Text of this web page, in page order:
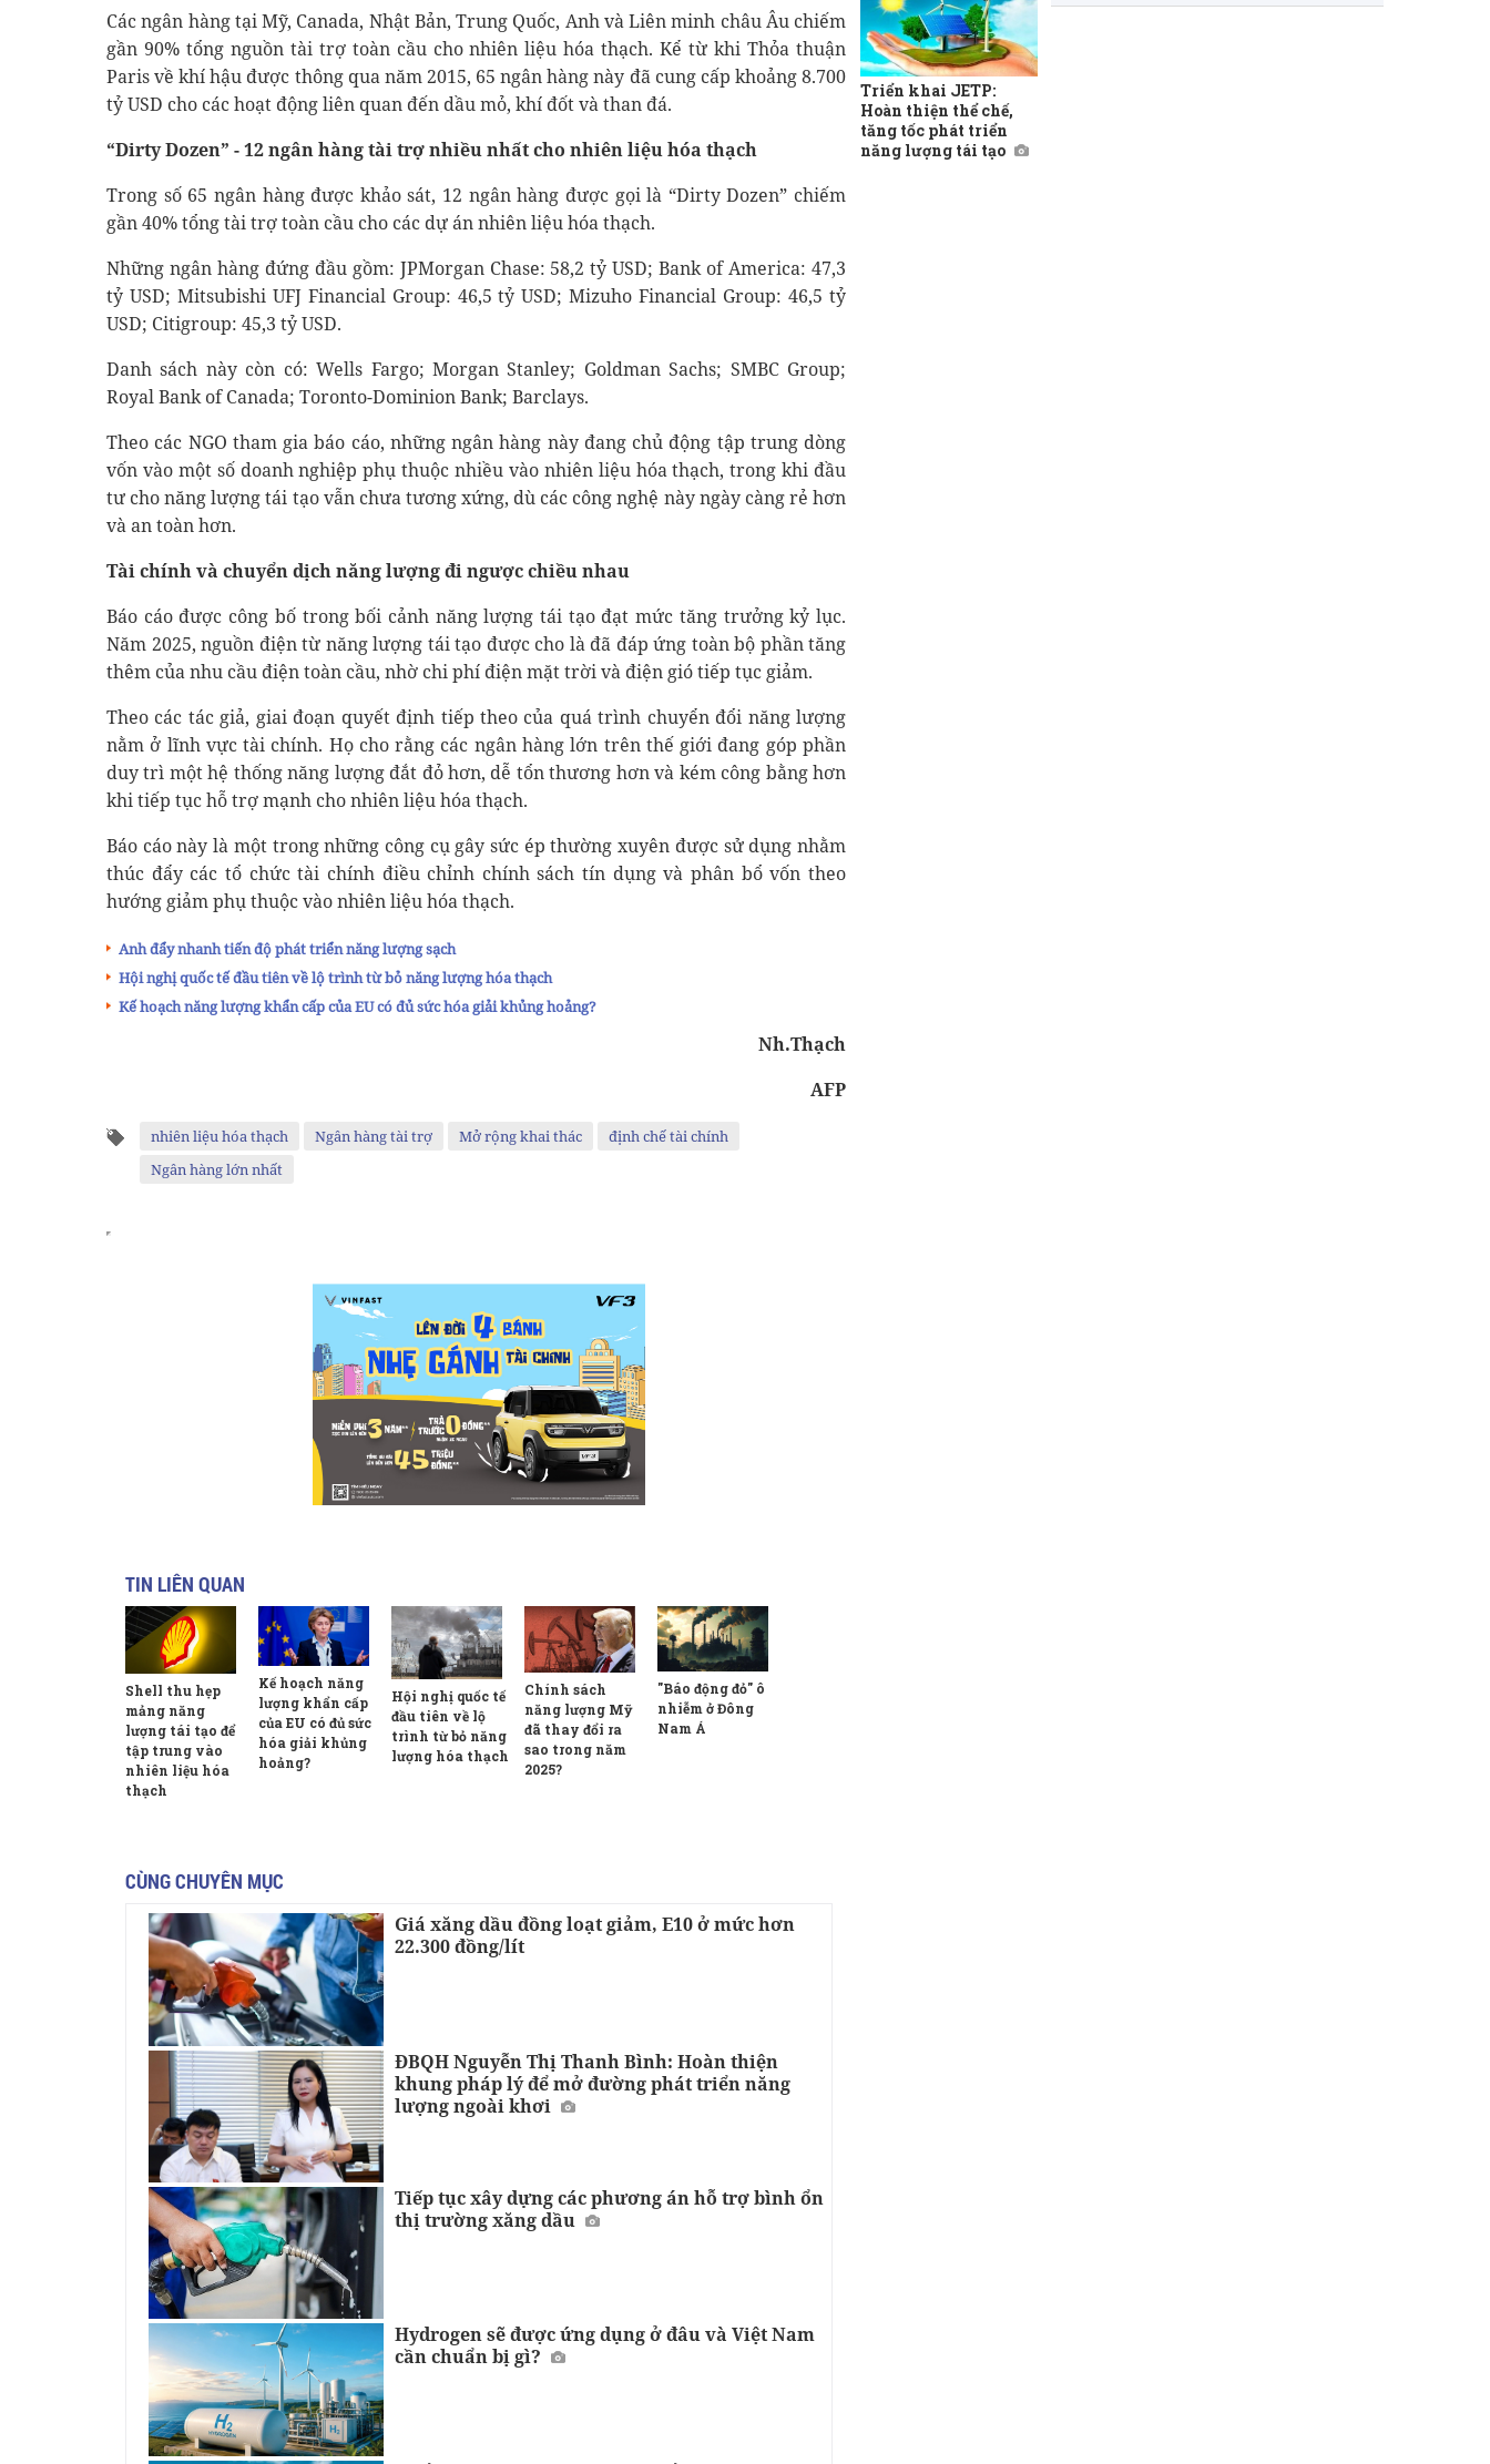
Các ngân hàng tại Mỹ, Canada, Nhật Bản, Trung Quốc, Anh và Liên minh châu Âu chiếm
gần 90% tổng nguồn tài trợ toàn cầu cho nhiên liệu hóa thạch. Kể từ khi Thỏa thuận
Paris về khí hậu được thông qua năm 2015, 65 ngân hàng này đã cung cấp khoảng 8.700
tỷ USD cho các hoạt động liên quan đến dầu mỏ, khí đốt và than đá.
“Dirty Dozen” - 12 ngân hàng tài trợ nhiều nhất cho nhiên liệu hóa thạch
Trong số 65 ngân hàng được khảo sát, 12 ngân hàng được gọi là “Dirty Dozen” chiếm
gần 40% tổng tài trợ toàn cầu cho các dự án nhiên liệu hóa thạch.
Những ngân hàng đứng đầu gồm: JPMorgan Chase: 58,2 tỷ USD; Bank of America: 47,3
tỷ USD; Mitsubishi UFJ Financial Group: 46,5 tỷ USD; Mizuho Financial Group: 46,5 tỷ
USD; Citigroup: 45,3 tỷ USD.
Danh sách này còn có: Wells Fargo; Morgan Stanley; Goldman Sachs; SMBC Group;
Royal Bank of Canada; Toronto-Dominion Bank; Barclays.
Theo các NGO tham gia báo cáo, những ngân hàng này đang chủ động tập trung dòng
vốn vào một số doanh nghiệp phụ thuộc nhiều vào nhiên liệu hóa thạch, trong khi đầu
tư cho năng lượng tái tạo vẫn chưa tương xứng, dù các công nghệ này ngày càng rẻ hơn
và an toàn hơn.
Tài chính và chuyển dịch năng lượng đi ngược chiều nhau
Báo cáo được công bố trong bối cảnh năng lượng tái tạo đạt mức tăng trưởng kỷ lục.
Năm 2025, nguồn điện từ năng lượng tái tạo được cho là đã đáp ứng toàn bộ phần tăng
thêm của nhu cầu điện toàn cầu, nhờ chi phí điện mặt trời và điện gió tiếp tục giảm.
Theo các tác giả, giai đoạn quyết định tiếp theo của quá trình chuyển đổi năng lượng
nằm ở lĩnh vực tài chính. Họ cho rằng các ngân hàng lớn trên thế giới đang góp phần
duy trì một hệ thống năng lượng đắt đỏ hơn, dễ tổn thương hơn và kém công bằng hơn
khi tiếp tục hỗ trợ mạnh cho nhiên liệu hóa thạch.
Báo cáo này là một trong những công cụ gây sức ép thường xuyên được sử dụng nhằm
thúc đẩy các tổ chức tài chính điều chỉnh chính sách tín dụng và phân bổ vốn theo
hướng giảm phụ thuộc vào nhiên liệu hóa thạch.
Anh đẩy nhanh tiến độ phát triển năng lượng sạch
Hội nghị quốc tế đầu tiên về lộ trình từ bỏ năng lượng hóa thạch
Kế hoạch năng lượng khẩn cấp của EU có đủ sức hóa giải khủng hoảng?
Nh.Thạch
AFP
nhiên liệu hóa thạch Ngân hàng tài trợ Mở rộng khai thác
định chế tài chính
Ngân hàng lớn nhất
TIN LIÊN QUAN
Shell thu hẹp
mảng năng
lượng tái tạo để
tập trung vào
nhiên liệu hóa
thạch
Kế hoạch năng
lượng khẩn cấp
của EU có đủ sức
hóa giải khủng
hoảng?
Hội nghị quốc tế
đầu tiên về lộ
trình từ bỏ năng
lượng hóa thạch
Chính sách
năng lượng Mỹ
đã thay đổi ra
sao trong năm
2025?
"Báo động đỏ" ô
nhiễm ở Đông
Nam Á
CÙNG CHUYÊN MỤC
Giá xăng dầu đồng loạt giảm, E10 ở mức hơn
22.300 đồng/lít
ĐBQH Nguyễn Thị Thanh Bình: Hoàn thiện
khung pháp lý để mở đường phát triển năng
lượng ngoài khơi
Tiếp tục xây dựng các phương án hỗ trợ bình ổn
thị trường xăng dầu
Hydrogen sẽ được ứng dụng ở đâu và Việt Nam
cần chuẩn bị gì?
Triển khai JETP:
Hoàn thiện thể chế,
tăng tốc phát triển
năng lượng tái tạo